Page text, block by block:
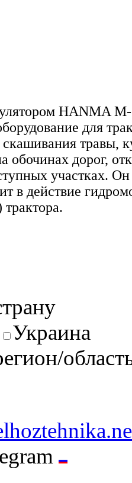
HANMA М-
для
скашивания травы,
обочинах дорог,
участках.
в действие
Украина